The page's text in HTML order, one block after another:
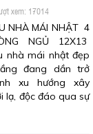
xem: 17014
NHÀ MÁI NHẬT 4
NGỦ 12X13
nhà mái nhật đẹp
đang dần trở
xu hướng xây
lạ, độc đáo qua sự